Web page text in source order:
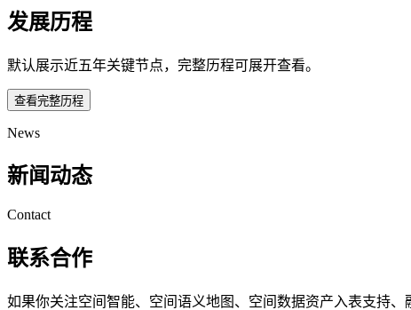
发展历程
默认展示近五年关键节点，完整历程可展开查看。
查看完整历程
News
新闻动态
Contact
联系合作
如果你关注空间智能、空间语义地图、空间数据资产入表支持